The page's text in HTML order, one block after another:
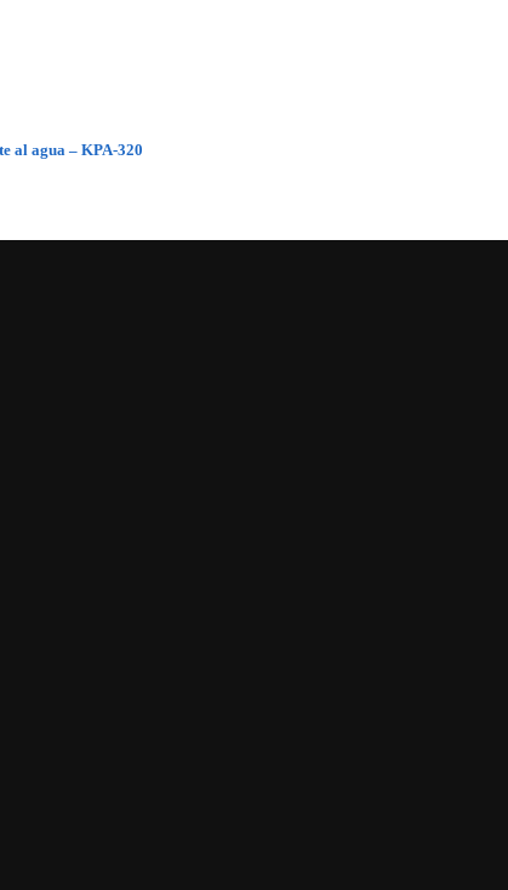
al agua – KPA-320